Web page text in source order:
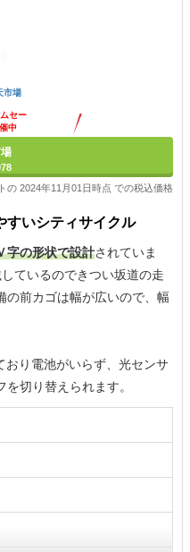
市場
セー
中
の 2024年11月01日時点 での税込価格
すいシティサイクル
字の形状で設計されていま
ているのできつい坂道の走
の前カゴは幅が広いので、幅
おり電池がいらず、光センサ
切り替えられます。